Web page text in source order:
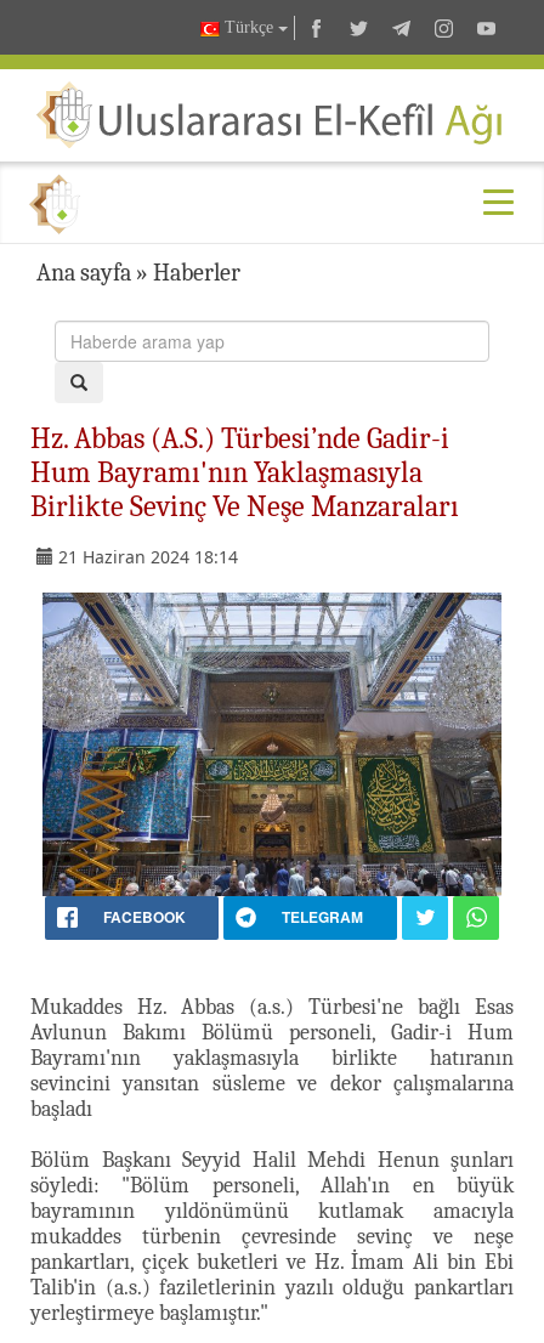
Türkçe
Ana sayfa » Haberler
Hz. Abbas (A.S.) Türbesi’nde Gadir-i
Hum Bayramı'nın Yaklaşmasıyla
Birlikte Sevinç Ve Neşe Manzaraları
21 Haziran 2024 18:14
FACEBOOK TELEGRAM
Mukaddes Hz. Abbas (a.s.) Türbesi'ne bağlı Esas
Avlunun Bakımı Bölümü personeli, Gadir-i Hum
Bayramı'nın yaklaşmasıyla birlikte hatıranın
sevincini yansıtan süsleme ve dekor çalışmalarına
başladı
Bölüm Başkanı Seyyid Halil Mehdi Henun şunları
söyledi: "Bölüm personeli, Allah'ın en büyük
bayramının yıldönümünü kutlamak amacıyla
mukaddes türbenin çevresinde sevinç ve neşe
pankartları, çiçek buketleri ve Hz. İmam Ali bin Ebi
Talib'in (a.s.) faziletlerinin yazılı olduğu pankartları
yerleştirmeye başlamıştır."